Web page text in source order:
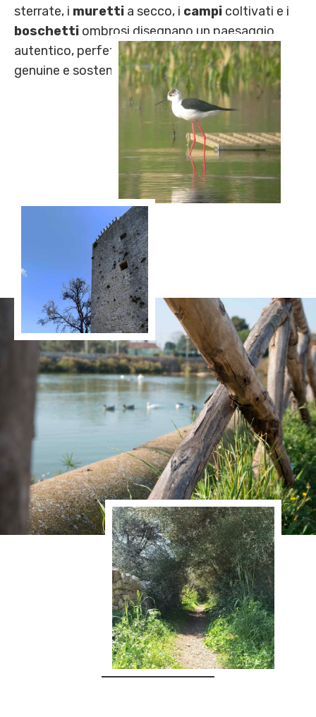
sterrate, i muretti a secco, i campi coltivati e i
boschetti ombrosi disegnano un paesaggio
autentico, perfetto per chi cerca esperienze
genuine e sostenibili.